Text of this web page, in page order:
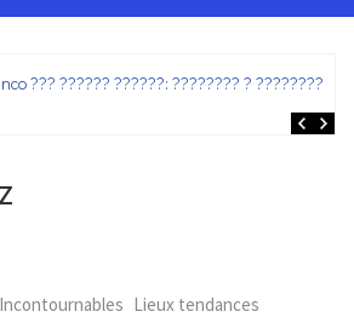
??? ?????? ??????: ???????? ? ???????? ?
Incontournables Lieux tendances